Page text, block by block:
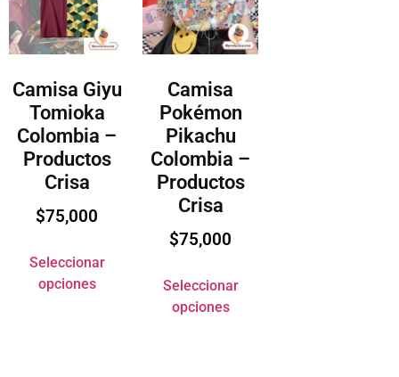
Camisa Giyu
Tomioka
Colombia –
Productos
Crisa
$75,000
Seleccionar
opciones
Camisa
Pokémon
Pikachu
Colombia –
Productos
Crisa
$75,000
Seleccionar
opciones